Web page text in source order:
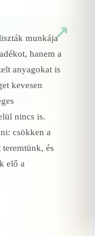
munkája
hanem a
anyagokat is
kevesen
nincs is.
csökken a
és
elő a